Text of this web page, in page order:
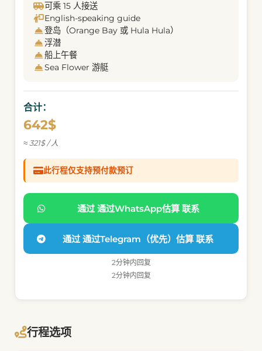
可乘 15 人接送
English-speaking guide
登岛（Orange Bay 或 Hula Hula）
浮潜
船上午餐
Sea Flower 游艇
合计：
642$
≈ 321$ / 人
此行程仅支持预付款预订
通过 通过WhatsApp估算 联系
通过 通过Telegram（优先）估算 联系
2分钟内回复
2分钟内回复
行程选项